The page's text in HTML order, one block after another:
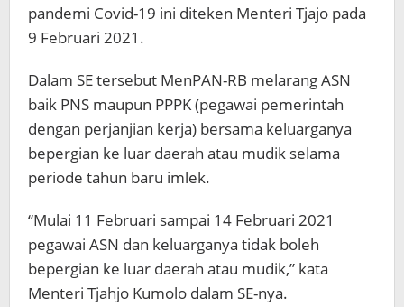
pandemi Covid-19 ini diteken Menteri Tjajo pada
9 Februari 2021.
Dalam SE tersebut MenPAN-RB melarang ASN
baik PNS maupun PPPK (pegawai pemerintah
dengan perjanjian kerja) bersama keluarganya
bepergian ke luar daerah atau mudik selama
periode tahun baru imlek.
“Mulai 11 Februari sampai 14 Februari 2021
pegawai ASN dan keluarganya tidak boleh
bepergian ke luar daerah atau mudik,” kata
Menteri Tjahjo Kumolo dalam SE-nya.